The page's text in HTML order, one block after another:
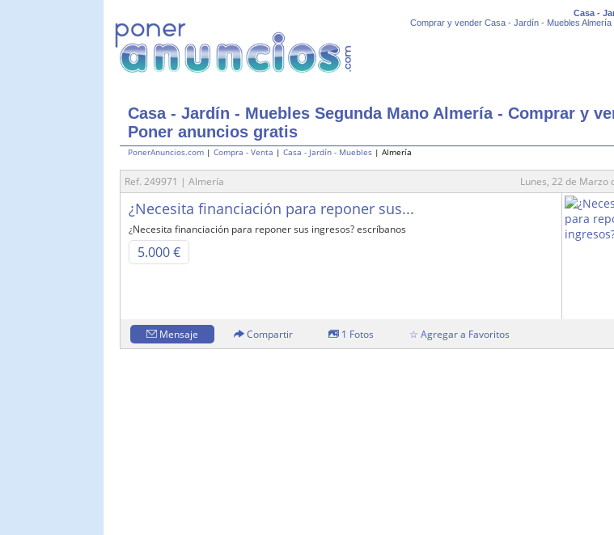
Casa -
Comprar y vender Casa - Jardín - Muebles
Casa - Jardín - Muebles Segunda Mano Almería - Comprar y
Poner anuncios gratis
PonerAnuncios.com | Compra - Venta | Casa - Jardín - Muebles | Almería
Ref. 249971 | Almería Lunes, 22 de Marzo
¿Necesita financiación para reponer sus...
¿Necesita financiación para reponer sus ingresos? escríbanos
5.000 €
Mensaje Compartir 1 Fotos ☆ Agregar a Favoritos